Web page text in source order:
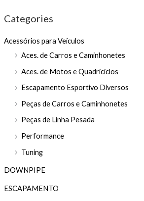
Categories
Acessórios para Veículos
Aces. de Carros e Caminhonetes
Aces. de Motos e Quadriciclos
Escapamento Esportivo Diversos
Peças de Carros e Caminhonetes
Peças de Linha Pesada
Performance
Tuning
DOWNPIPE
ESCAPAMENTO